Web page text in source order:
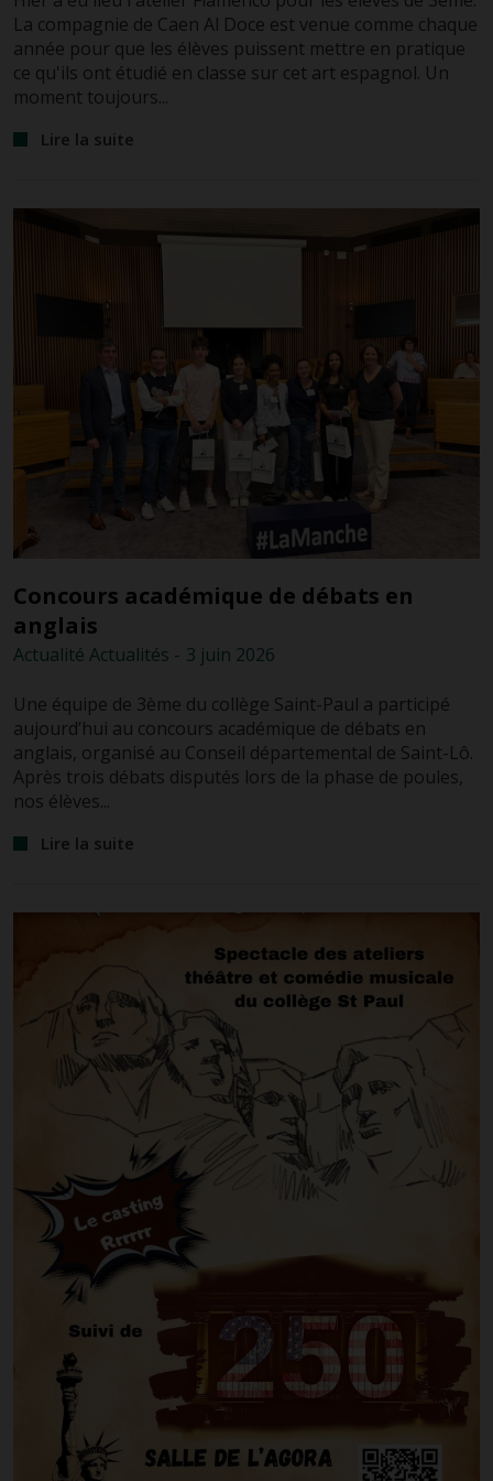
La compagnie de Caen Al Doce est venue comme chaque
année pour que les élèves puissent mettre en pratique
ce qu'ils ont étudié en classe sur cet art espagnol. Un
moment toujours...
Lire la suite
Concours académique de débats en
anglais
Actualité Actualités - 3 juin 2026
Une équipe de 3ème du collège Saint-Paul a participé
aujourd’hui au concours académique de débats en
anglais, organisé au Conseil départemental de Saint-Lô.
Après trois débats disputés lors de la phase de poules,
nos élèves...
Lire la suite